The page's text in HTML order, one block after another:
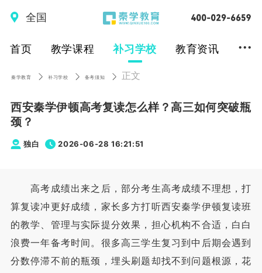
全国
首页 教学课程 补习学校 教育资讯 ...
秦学教育 补习学校 备考须知 正文
西安秦学伊顿高考复读怎么样？高三如何突破瓶
颈？
独白 2026-06-28 16:21:51
高考成绩出来之后，部分考生高考成绩不理想，打
算复读冲更好成绩，家长多方打听西安秦学伊顿复读班
的教学、管理与实际提分效果，担心机构不合适，白白
浪费一年备考时间。很多高三学生复习到中后期会遇到
分数停滞不前的瓶颈，埋头刷题却找不到问题根源，花